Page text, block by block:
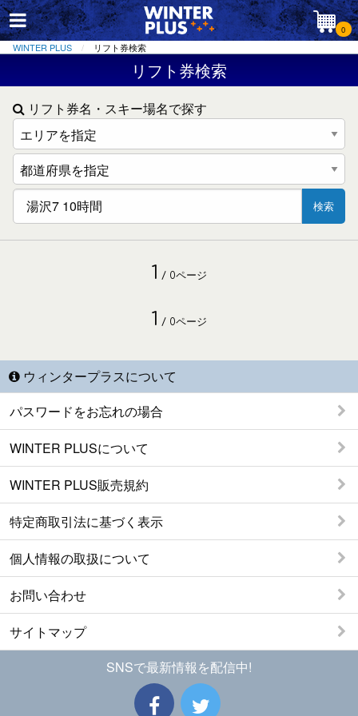
0
WINTER PLUS リフト券検索
リフト券検索
リフト券名・スキー場名で探す
検索
1 / 0ページ
1 / 0ページ
ウィンタープラスについて
パスワードをお忘れの場合
WINTER PLUSについて
WINTER PLUS販売規約
特定商取引法に基づく表示
個人情報の取扱について
お問い合わせ
サイトマップ
SNSで最新情報を配信中!